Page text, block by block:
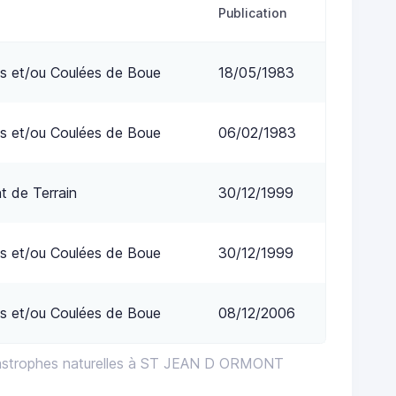
naturelles à ST JEAN D ORMONT
Publication
et/ou Coulées de Boue 18/05/1983
et/ou Coulées de Boue 06/02/1983
de Terrain 30/12/1999
et/ou Coulées de Boue 30/12/1999
et/ou Coulées de Boue 08/12/2006